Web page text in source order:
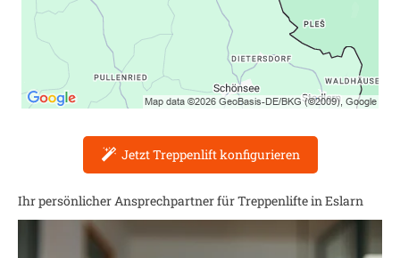
Jetzt Treppenlift konfigurieren
Ihr persönlicher Ansprechpartner für Treppenlifte inEslarn